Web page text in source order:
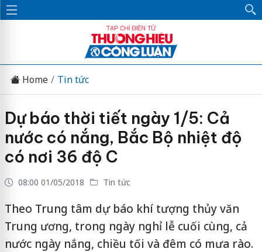
Home Tin tức
Dự báo thời tiết ngày 1/5: Cả
nước có nắng, Bắc Bộ nhiệt độ
có nơi 36 độ C
08:00 01/05/2018 Tin tức
Theo Trung tâm dự báo khí tượng thủy văn
Trung ương, trong ngày nghỉ lễ cuối cùng, cả
nước ngày nắng, chiều tối và đêm có mưa rào.